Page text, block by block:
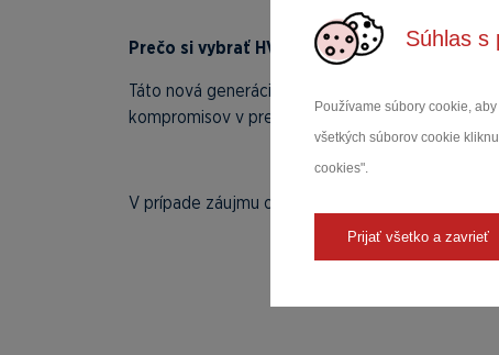
Súhlas s
Používame súbory cookie,
všetkých súborov cookie
cookies".
Prijať všetko a zavrieť
Prečo si vybrať HV356xxx?
Táto nová generácia akcelerometrov kombinuje
kompromisov v presnosti merania. Predstavuje
V prípade záujmu o technické detaily, cenovú